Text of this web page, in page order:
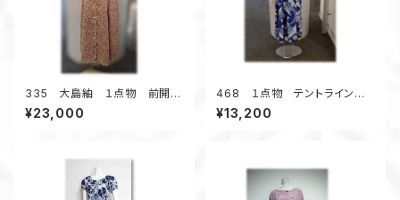
335 大島紬 １点物 前開き
ワンピース 抜き衿 デッドスト
ック着物地 昭和レトロ 正
¥23,000
468 １点物 テントラインワ
ンピース 青い浴衣 ジャンパ
ースカート 浴衣リメイク
¥13,200